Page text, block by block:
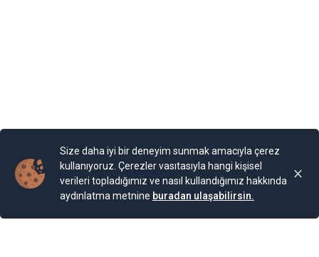
Yenigun
Size daha iyi bir deneyim sunmak amacıyla çerez
kullanıyoruz. Çerezler vasıtasıyla hangi kişisel
verileri topladığımız ve nasıl kullandığımız hakkında
aydınlatma metnine buradan ulaşabilirsin.